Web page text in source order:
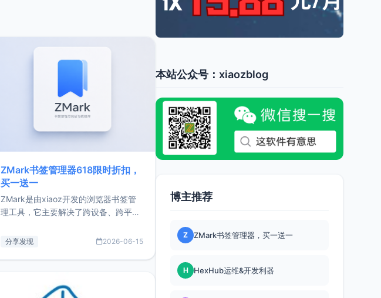
ZMark书签管理器618限时折扣，
买一送一
ZMark是由xiaoz开发的浏览器书签管
理工具，它主要解决了跨设备、跨平
做到一处部署、随处访问。同时，它还
量级： 使用Bun + Hono.js
分享发现 2026-06-15
本站公众号：xiaozblog
博主推荐
Z ZMark书签管理器，买一送一
H HexHub运维&开发利器